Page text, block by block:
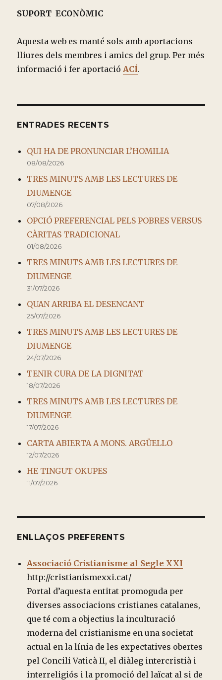
SUPORT ECONÒMIC
Aquesta web es manté sols amb aportacions
lliures dels membres i amics del grup. Per més
informació i fer aportació ACÍ.
ENTRADES RECENTS
QUI HA DE PRONUNCIAR L’HOMILIA
08/08/2026
TRES MINUTS AMB LES LECTURES DE
DIUMENGE
07/08/2026
OPCIÓ PREFERENCIAL PELS POBRES VERSUS
CÀRITAS TRADICIONAL
01/08/2026
TRES MINUTS AMB LES LECTURES DE
DIUMENGE
31/07/2026
QUAN ARRIBA EL DESENCANT
25/07/2026
TRES MINUTS AMB LES LECTURES DE
DIUMENGE
24/07/2026
TENIR CURA DE LA DIGNITAT
18/07/2026
TRES MINUTS AMB LES LECTURES DE
DIUMENGE
17/07/2026
CARTA ABIERTA A MONS. ARGÜELLO
12/07/2026
HE TINGUT OKUPES
11/07/2026
ENLLAÇOS PREFERENTS
Associació Cristianisme al Segle XXI
http://cristianismexxi.cat/
Portal d’aquesta entitat promoguda per
diverses associacions cristianes catalanes,
que té com a objectius la inculturació
moderna del cristianisme en una societat
actual en la línia de les expectatives obertes
pel Concili Vaticà II, el diàleg intercristià i
interreligiós i la promoció del laïcat al si de